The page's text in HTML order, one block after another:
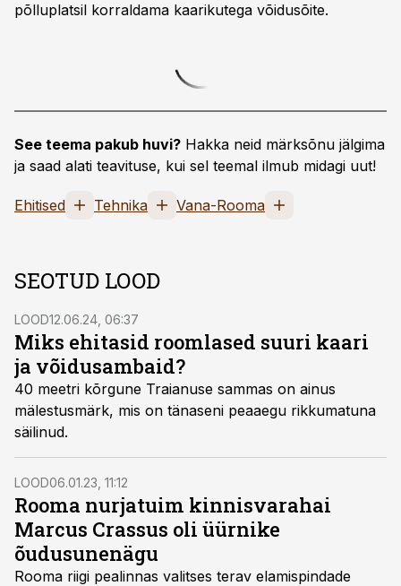
põlluplatsil korraldama kaarikutega võidusõite.
See teema pakub huvi? Hakka neid märksõnu jälgima
ja saad alati teavituse, kui sel teemal ilmub midagi uut!
Ehitised Tehnika Vana-Rooma
SEOTUD LOOD
LOOD12.06.24, 06:37
Miks ehitasid roomlased suuri kaari
ja võidusambaid?
40 meetri kõrgune Traianuse sammas on ainus
mälestus­märk, mis on tänaseni peaaegu rikkumatuna
säilinud.
LOOD06.01.23, 11:12
Rooma nurjatuim kinnisvarahai
Marcus Crassus oli üürnike
õudusunenägu
Rooma riigi pealinnas valitses terav elamispindade